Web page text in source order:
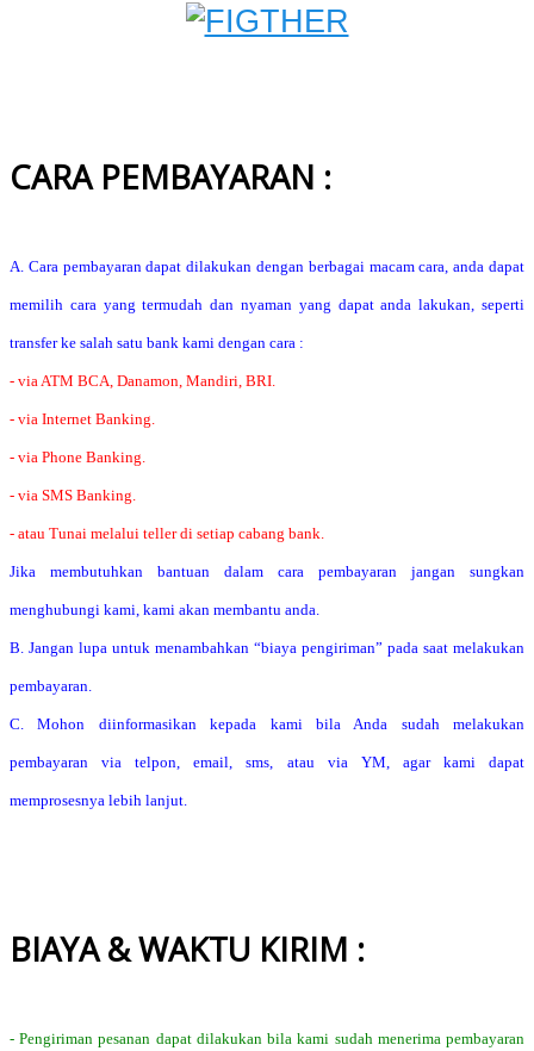
CARA PEMBAYARAN :
A. Cara pembayaran dapat dilakukan dengan berbagai macam cara, anda dapat
memilih cara yang termudah dan nyaman yang dapat anda lakukan, seperti
transfer ke salah satu bank kami dengan cara :
- via ATM BCA, Danamon, Mandiri, BRI.
- via Internet Banking.
- via Phone Banking.
- via SMS Banking.
- atau Tunai melalui teller di setiap cabang bank.
Jika membutuhkan bantuan dalam cara pembayaran jangan sungkan
menghubungi kami, kami akan membantu anda.
B. Jangan lupa untuk menambahkan “biaya pengiriman” pada saat melakukan
pembayaran.
C. Mohon diinformasikan kepada kami bila Anda sudah melakukan
pembayaran via telpon, email, sms, atau via YM, agar kami dapat
memprosesnya lebih lanjut.
BIAYA & WAKTU KIRIM :
- Pengiriman pesanan dapat dilakukan bila kami sudah menerima pembayaran